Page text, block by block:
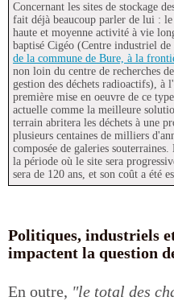
Concernant les sites de stockage
fait déjà beaucoup parler de lui : le
haute et moyenne activité à vie
baptisé Cigéo (Centre industriel de
de la commune de Bure, à la
non loin du centre de recherches
gestion des déchets radioactifs),
première mise en oeuvre de ce
actuelle comme la meilleure
terrain abritera les déchets à une
plusieurs centaines de milliers
composée de galeries
la période où le site sera
sera de 120 ans, et son coût a été
Politiques, industriels
impactent la question
En outre, "le total des